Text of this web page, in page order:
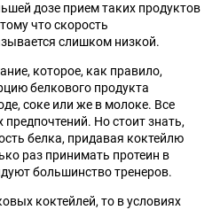
дозе прием таких продуктов
что скорость
слишком низкой.
которое, как правило,
белкового продукта
соке или же в молоке. Все
Но стоит знать,
белка, придавая коктейлю
раз принимать протеин в
большинство тренеров.
коктейлей, то в условиях